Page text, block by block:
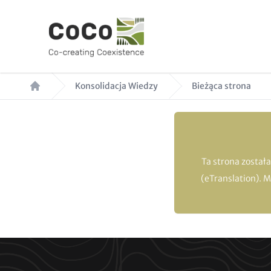
Ścieżka
nawigacyjna
Konsolidacja Wiedzy Bieżąca strona
Ta strona
(eTranslation).